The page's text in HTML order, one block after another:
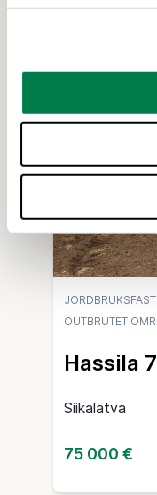
19 d
OUTBRUTET
Hassila
Siikalatva
75 000 €